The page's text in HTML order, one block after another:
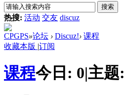
搜索
热搜: 活动 交友 discuz
CPGPS»论坛 › Discuz!› 课程
收藏本版 |订阅
课程今日: 0|主题: